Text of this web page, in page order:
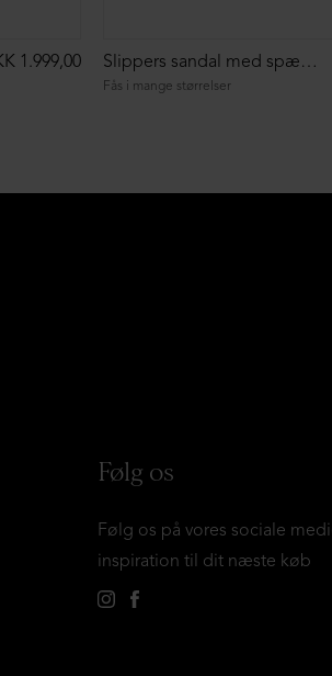
1.999,00
Fås i mange størrelser
Slippers sandal med spænder
Følg os
Følg os på vores sociale
inspiration til dit næste køb